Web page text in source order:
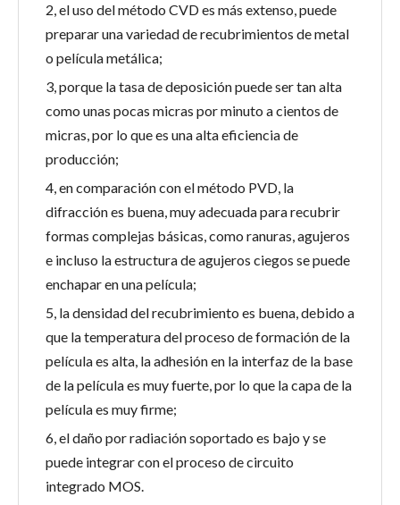
2, el uso del método CVD es más extenso, puede
preparar una variedad de recubrimientos de metal
o película metálica;
3, porque la tasa de deposición puede ser tan alta
como unas pocas micras por minuto a cientos de
micras, por lo que es una alta eficiencia de
producción;
4, en comparación con el método PVD, la
difracción es buena, muy adecuada para recubrir
formas complejas básicas, como ranuras, agujeros
e incluso la estructura de agujeros ciegos se puede
enchapar en una película;
5, la densidad del recubrimiento es buena, debido a
que la temperatura del proceso de formación de la
película es alta, la adhesión en la interfaz de la base
de la película es muy fuerte, por lo que la capa de la
película es muy firme;
6, el daño por radiación soportado es bajo y se
puede integrar con el proceso de circuito
integrado MOS.